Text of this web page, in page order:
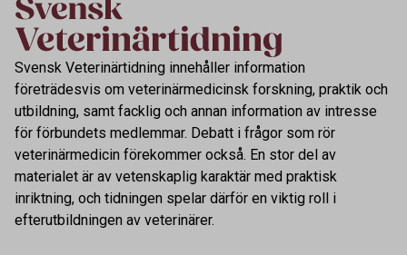
Svensk Veterinärtidning innehåller information
företrädesvis om veterinärmedicinsk forskning, praktik och
utbildning, samt facklig och annan information av intresse
för förbundets medlemmar. Debatt i frågor som rör
veterinärmedicin förekommer också. En stor del av
materialet är av vetenskaplig karaktär med praktisk
inriktning, och tidningen spelar därför en viktig roll i
efterutbildningen av veterinärer.